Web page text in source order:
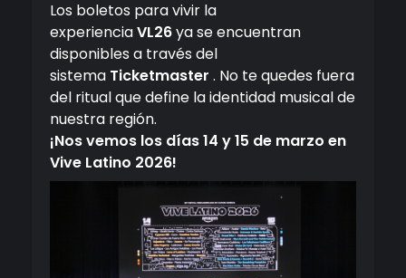
Los boletos para vivir la
experienciaVL26ya se encuentran
disponibles a través del
sistema Ticketmaster . No te quedes fuera
del ritual que define la identidad musical de
nuestra región.
¡Nos vemos los días 14 y 15 de marzo en
Vive Latino 2026!